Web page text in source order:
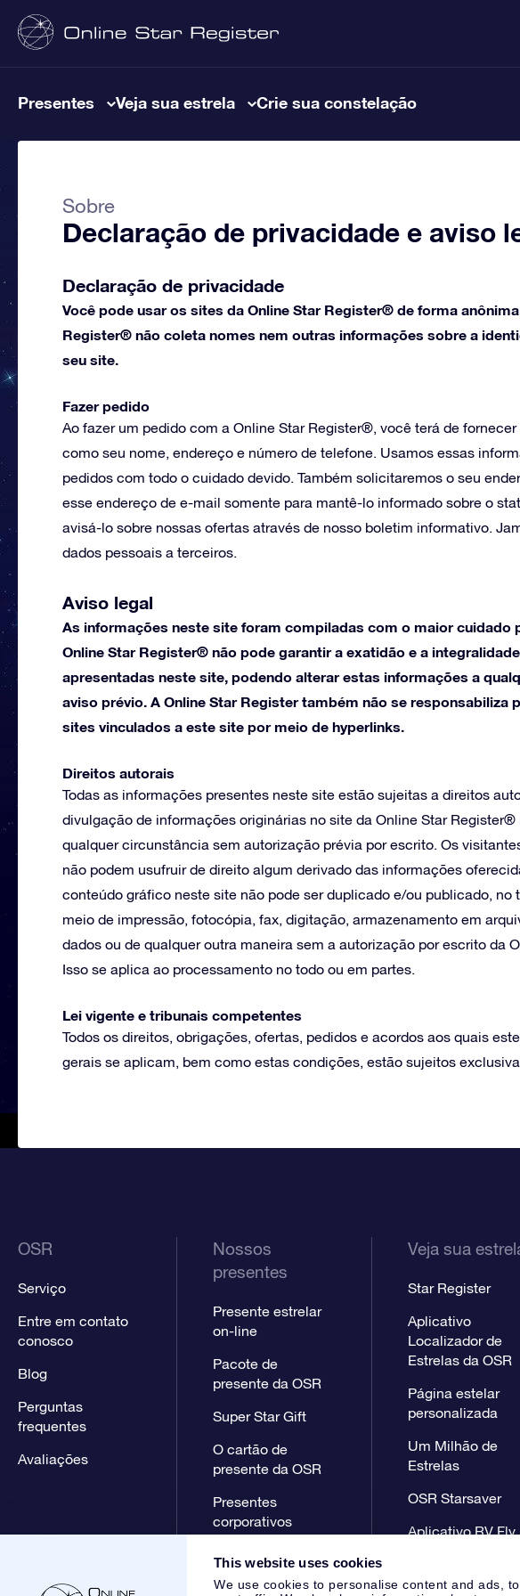
This website uses cookies
We use cookies to personalise content and ads,
Presentes Veja sua estrela Crie sua constelação
Sobre
Declaração de privacidade e aviso
Declaração de privacidade
Você pode usar os sites da Online Star Register® de forma
Register® não coleta nomes nem outras informações sobre a
seu site.
Fazer pedido
Ao fazer um pedido com a Online Star Register®, você terá de
como seu nome, endereço e número de telefone. Usamos essas
pedidos com todo o cuidado devido. Também solicitaremos o seu
esse endereço de e-mail somente para mantê-lo informado sobre o
avisá-lo sobre nossas ofertas através de nosso boletim informativo.
dados pessoais a terceiros.
Aviso legal
As informações neste site foram compiladas com o maior cuidado
Online Star Register® não pode garantir a exatidão e a
apresentadas neste site, podendo alterar estas informações a
aviso prévio. A Online Star Register também não se responsabiliza
sites vinculados a este site por meio de hyperlinks.
Direitos autorais
Todas as informações presentes neste site estão sujeitas a direitos
divulgação de informações originárias no site da Online Star Register®
qualquer circunstância sem autorização prévia por escrito. Os
não podem usufruir de direito algum derivado das informações
conteúdo gráfico neste site não pode ser duplicado e/ou publicado, no
meio de impressão, fotocópia, fax, digitação, armazenamento em
dados ou de qualquer outra maneira sem a autorização por escrito da
Isso se aplica ao processamento no todo ou em partes.
Lei vigente e tribunais competentes
Todos os direitos, obrigações, ofertas, pedidos e acordos aos quais
gerais se aplicam, bem como estas condições, estão sujeitos
OSR
Serviço
Entre em contato
conosco
Blog
Perguntas
frequentes
Avaliações
Nossos
presentes
Presente estrelar
on-line
Pacote de
presente da OSR
Super Star Gift
O cartão de
presente da OSR
Presentes
corporativos
Veja sua
Star Register
Aplicativo
Localizador de
Estrelas da OSR
Página estelar
personalizada
Um Milhão de
Estrelas
OSR Starsaver
Aplicativo RV Fly